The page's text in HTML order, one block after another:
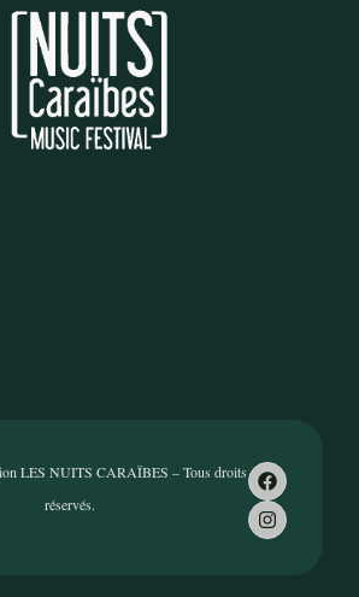
LES NUITS CARAÏBES – Tous droits
réservés.